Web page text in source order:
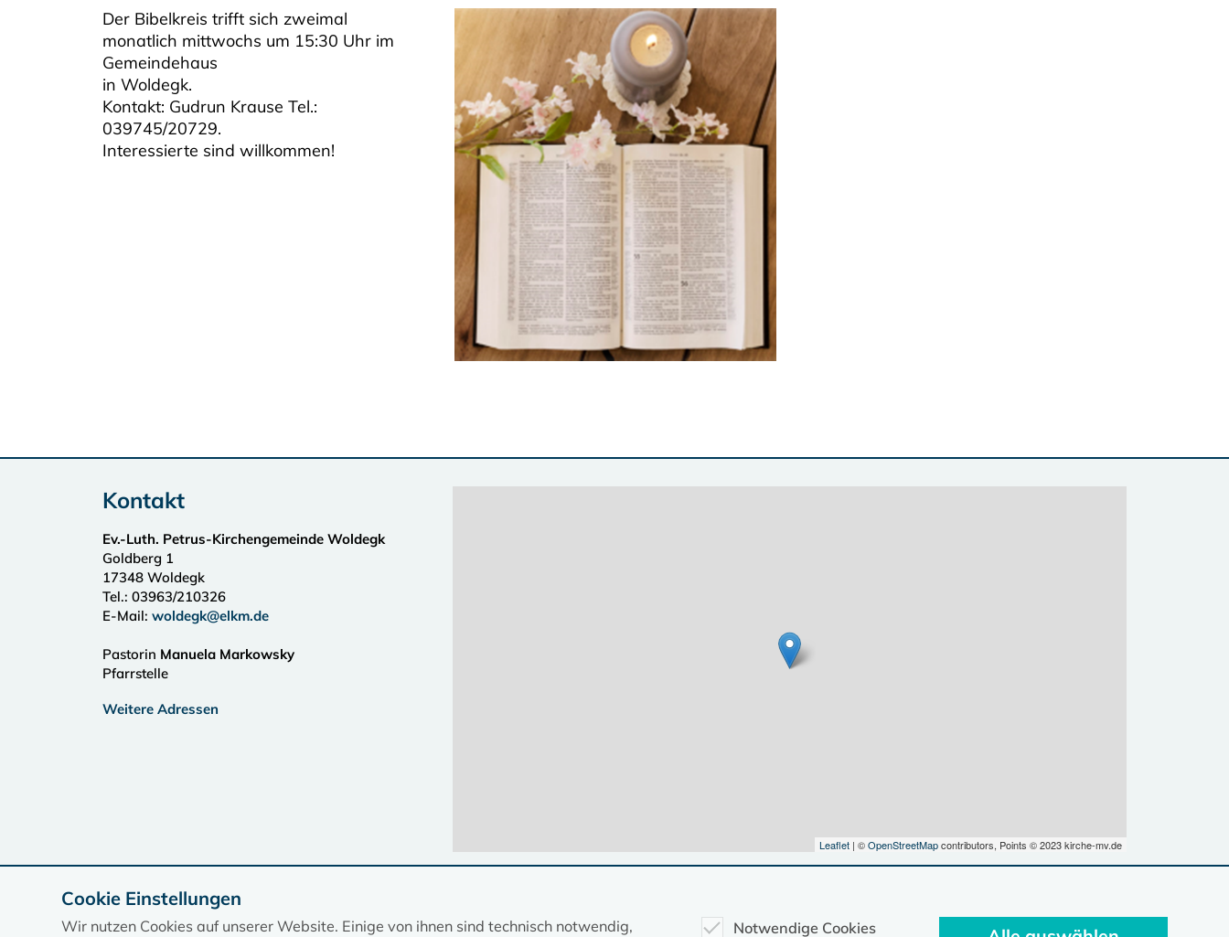
Der Bibelkreis trifft sich zweimal
monatlich mittwochs um 15:30 Uhr im
Gemeindehaus
in Woldegk.
Kontakt: Gudrun Krause Tel.:
039745/20729.
Interessierte sind willkommen!
Kontakt
Ev.-Luth. Petrus-Kirchengemeinde Woldegk
Goldberg 1
17348 Woldegk
Tel.: 03963/210326
E-Mail: woldegk@elkm.de
Pastorin Manuela Markowsky
Pfarrstelle
Weitere Adressen
Leaflet| ©OpenStreetMapcontributors, Points © 2023 kirche-mv.de
Diese Seite gehört zum Portal kirche-mv.de
Cookie Einstellungen
Wir nutzen Cookies auf unserer Website. Einige von ihnen sind technisch notwendig,
Notwendige Cookies